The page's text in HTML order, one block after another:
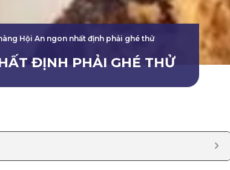
Hội An ngon nhất định phải ghé thử
ĐỊNH PHẢI GHÉ THỬ